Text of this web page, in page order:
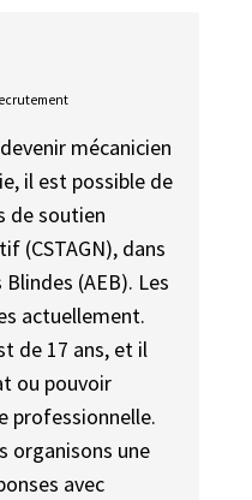
mécanicien
il est possible de
de soutien
(CSTAGN), dans
(AEB). Les
actuellement.
de 17 ans, et il
ou pouvoir
professionnelle.
organisons une
avec